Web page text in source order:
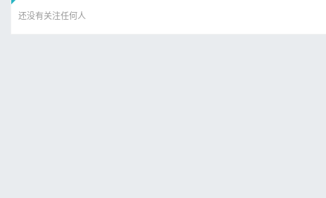
还没有关注任何人